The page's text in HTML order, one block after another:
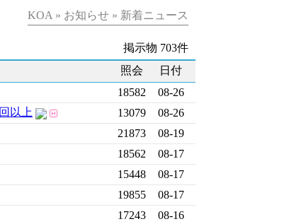
KOA » お知らせ » 新着ニュース
掲示物 703件
照会
日付
18582
08-26
以上 13079
08-26
21873
08-19
18562
08-17
15448
08-17
19855
08-17
17243
08-16